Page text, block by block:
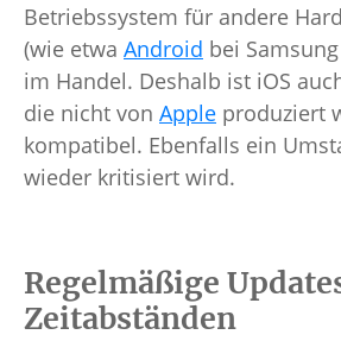
Betriebssystem für andere
(wie etwa Android bei
im Handel. Deshalb ist iOS
die nicht von Apple produziert
kompatibel. Ebenfalls ein
wieder kritisiert wird.
Regelmäßige
Zeitabständen